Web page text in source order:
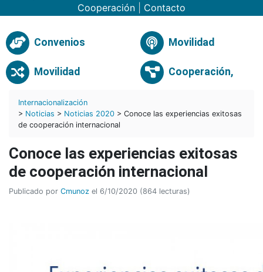
Cooperación
Contacto
Convenios Movilidad
Movilidad Cooperación,
Internacionalización
> Noticias > Noticias 2020 > Conoce las experiencias exitosas
de cooperación internacional
Conoce las experiencias exitosas
de cooperación internacional
Publicado por Cmunoz el 6/10/2020 (864 lecturas)